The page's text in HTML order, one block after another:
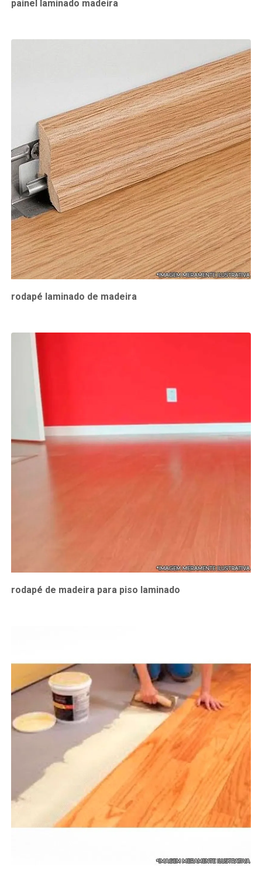
painel laminado madeira
rodapé laminado de madeira
rodapé de madeira para piso laminado